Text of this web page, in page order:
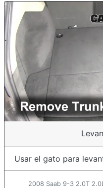
Usar el gato para
2008 Saab 9-3 2.0T